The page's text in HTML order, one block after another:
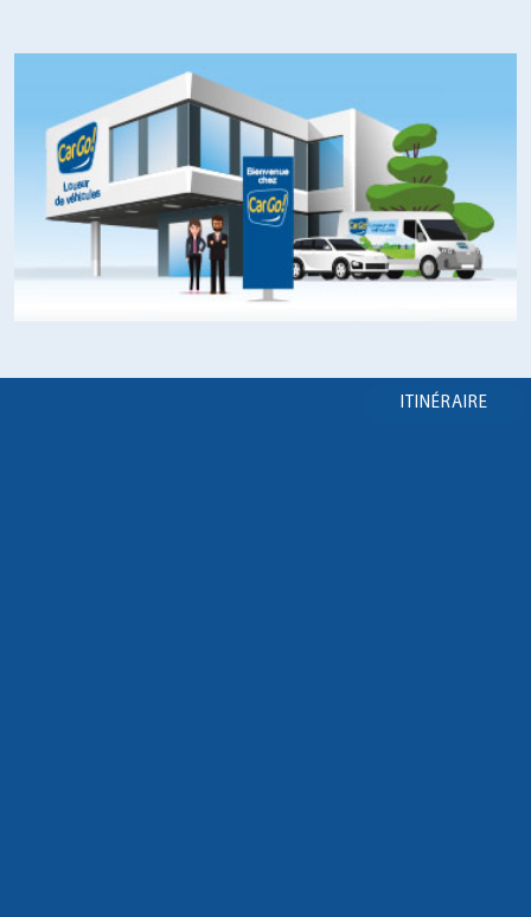
ITINÉRAIRE